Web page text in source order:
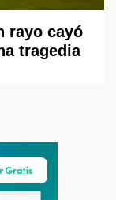
rayo cayó
tragedia